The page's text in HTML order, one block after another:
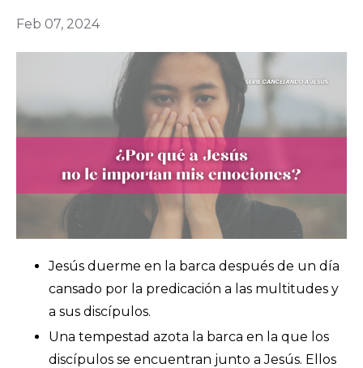
Feb 07, 2024
Jesús duerme en la barca después de un día
cansado por la predicación a las multitudes y
a sus discípulos.
Una tempestad azota la barca en la que los
discípulos se encuentran junto a Jesús. Ellos